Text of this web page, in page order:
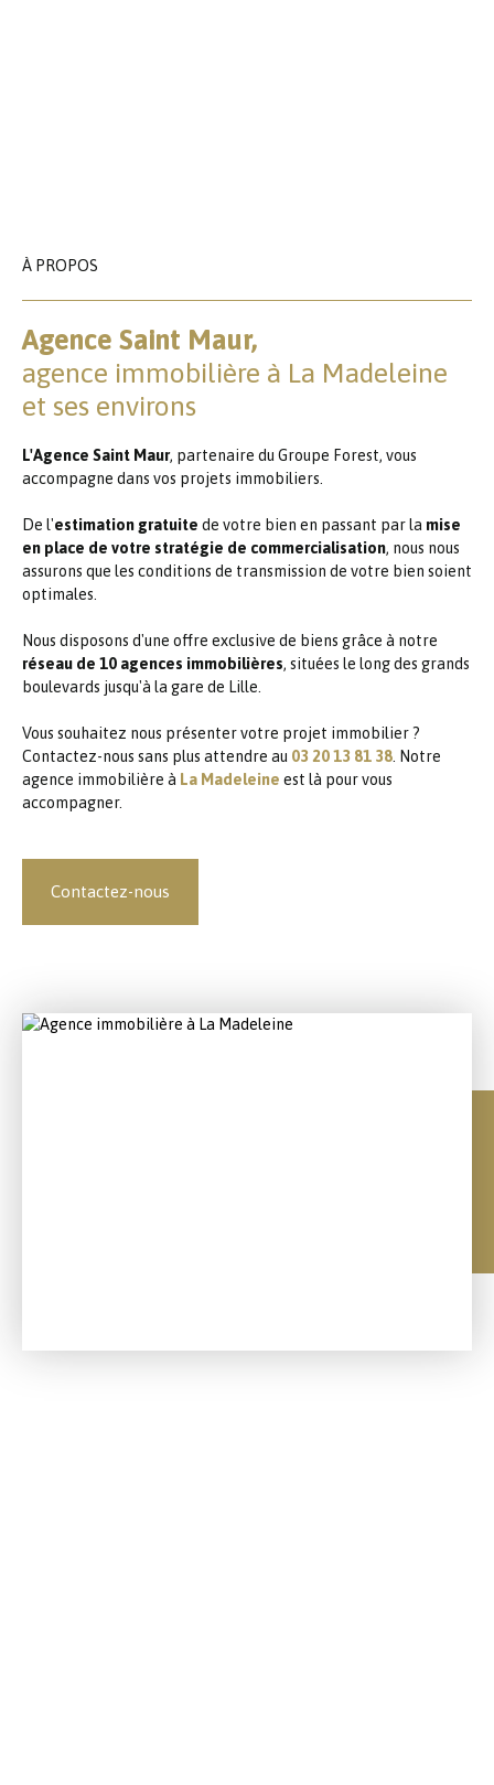
À PROPOS
Agence Saint Maur,
agence immobilière à La Madeleine
et ses environs
L'Agence Saint Maur, partenaire du Groupe Forest, vous
accompagne dans vos projets immobiliers.
De l'estimation gratuite de votre bien en passant par la mise
en place de votre stratégie de commercialisation, nous nous
assurons que les conditions de transmission de votre bien soient
optimales.
Nous disposons d'une offre exclusive de biens grâce à notre
réseau de 10 agences immobilières, situées le long des grands
boulevards jusqu'à la gare de Lille.
Vous souhaitez nous présenter votre projet immobilier ?
Contactez-nous sans plus attendre au 03 20 13 81 38 . Notre
agence immobilière à La Madeleine est là pour vous
accompagner.
Contactez-nous